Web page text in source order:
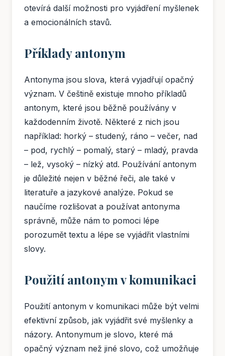
otevírá další možnosti pro vyjádření myšlenek
a emocionálních stavů.
Příklady antonym
Antonyma jsou slova, která vyjadřují opačný
význam. V češtině existuje mnoho příkladů
antonym, které jsou běžně používány v
každodenním životě. Některé z nich jsou
například: horký – studený, ráno – večer, nad
– pod, rychlý – pomalý, starý – mladý, pravda
– lež, vysoký – nízký atd. Používání antonym
je důležité nejen v běžné řeči, ale také v
literatuře a jazykové analýze. Pokud se
naučíme rozlišovat a používat antonyma
správně, může nám to pomoci lépe
porozumět textu a lépe se vyjádřit vlastními
slovy.
Použití antonym v komunikaci
Použití antonym v komunikaci může být velmi
efektivní způsob, jak vyjádřit své myšlenky a
názory. Antonymum je slovo, které má
opačný význam než jiné slovo, což umožňuje